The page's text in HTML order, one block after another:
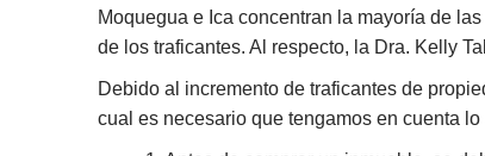
Moquegua e Ica concentran la mayoría de
de los traficantes. Al respecto, la Dra. Kelly
Debido al incremento de traficantes de
cual es necesario que tengamos en cuenta lo